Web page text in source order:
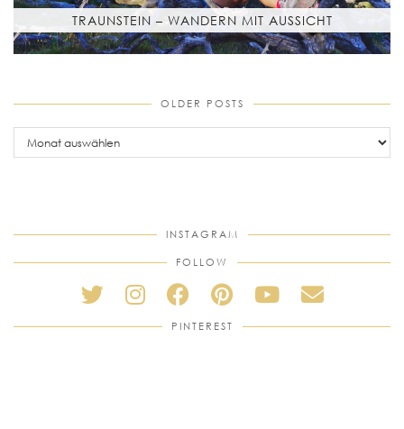
TRAUNSTEIN – WANDERN MIT AUSSICHT
OLDER POSTS
older
posts
INSTAGRAM
FOLLOW
PINTEREST